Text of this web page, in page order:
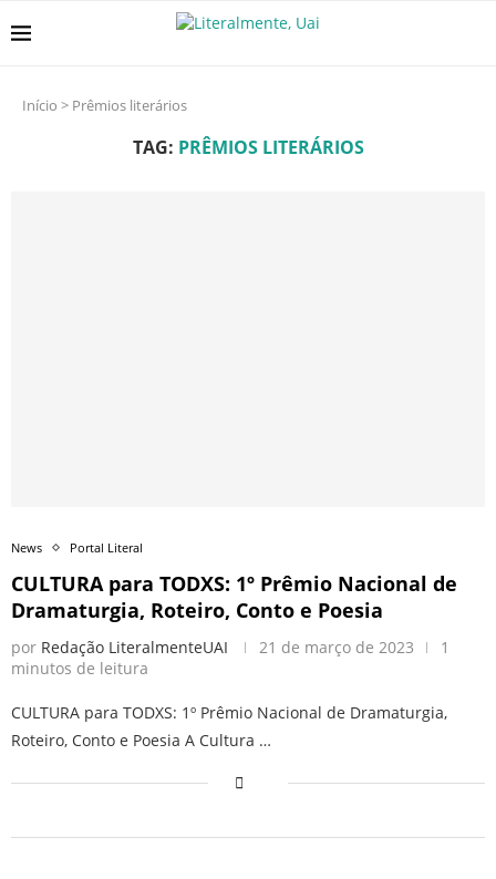
Início > Prêmios literários
TAG: PRÊMIOS LITERÁRIOS
News Portal Literal
CULTURA para TODXS: 1º Prêmio Nacional de
Dramaturgia, Roteiro, Conto e Poesia
por Redação LiteralmenteUAI 21 de março de 2023
1
minutos de leitura
CULTURA para TODXS: 1º Prêmio Nacional de Dramaturgia,
Roteiro, Conto e Poesia A Cultura …